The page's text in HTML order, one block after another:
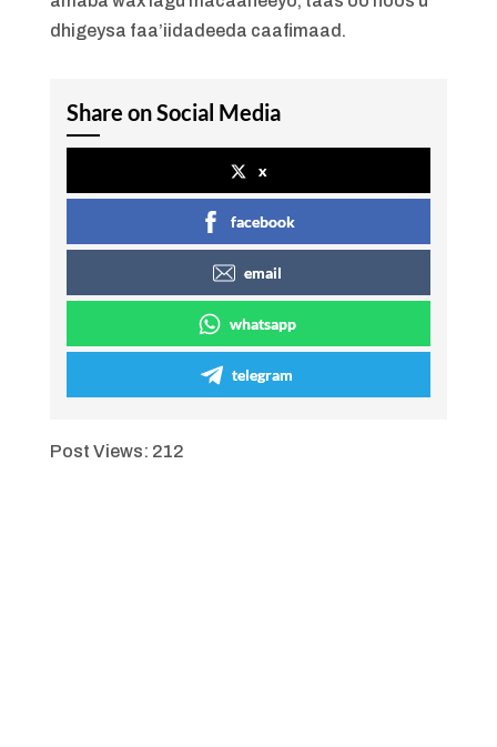
dhigeysa faa’iidadeeda caafimaad.
Share on Social Media
x
facebook
email
whatsapp
telegram
Post Views: 212